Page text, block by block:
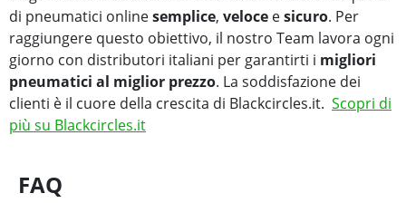
di pneumatici onlinesemplice, veloce esicuro. Per
raggiungere questo obiettivo, il nostro Team lavora ogni
giorno con distributori italiani per garantirti i migliori
pneumatici al miglior prezzo. La soddisfazione dei
clienti è il cuore della crescita di Blackcircles.it. Scopri di
più su Blackcircles.it
FAQ